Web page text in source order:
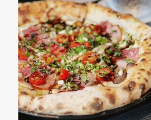
與
涮
嘴
小
點
「大
城
老
船